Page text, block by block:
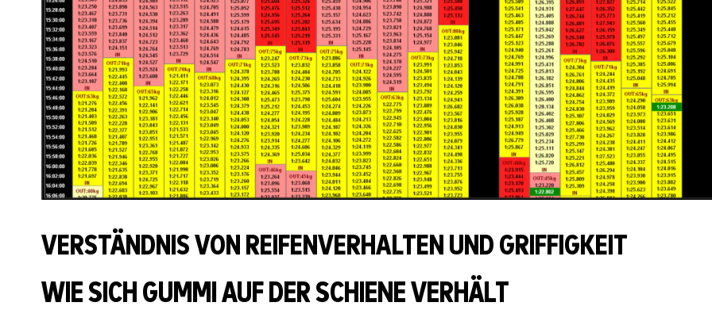
VERSTÄNDNIS VON REIFENVERHALTEN UND GRIFFIGKEIT
WIE SICH GUMMI AUF DER SCHIENE VERHÄLT